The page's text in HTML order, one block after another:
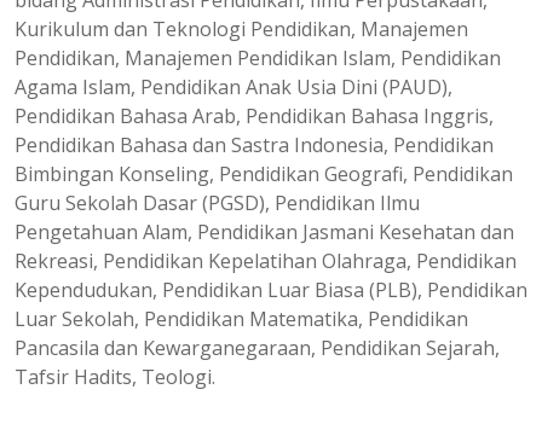
Kurikulum dan Teknologi Pendidikan, Manajemen
Pendidikan, Manajemen Pendidikan Islam, Pendidikan
Agama Islam, Pendidikan Anak Usia Dini (PAUD),
Pendidikan Bahasa Arab, Pendidikan Bahasa Inggris,
Pendidikan Bahasa dan Sastra Indonesia, Pendidikan
Bimbingan Konseling, Pendidikan Geografi, Pendidikan
Guru Sekolah Dasar (PGSD), Pendidikan Ilmu
Pengetahuan Alam, Pendidikan Jasmani Kesehatan dan
Rekreasi, Pendidikan Kepelatihan Olahraga, Pendidikan
Kependudukan, Pendidikan Luar Biasa (PLB), Pendidikan
Luar Sekolah, Pendidikan Matematika, Pendidikan
Pancasila dan Kewarganegaraan, Pendidikan Sejarah,
Tafsir Hadits, Teologi.